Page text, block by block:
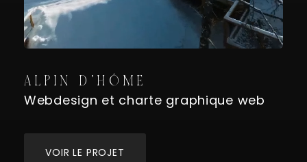
ALPIN D’HÔME
Webdesign et charte graphique web
VOIR LE PROJET